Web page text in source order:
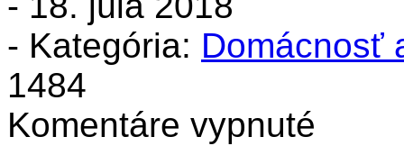
- Kategória: Domácnosť
1484
Komentáre vypnuté